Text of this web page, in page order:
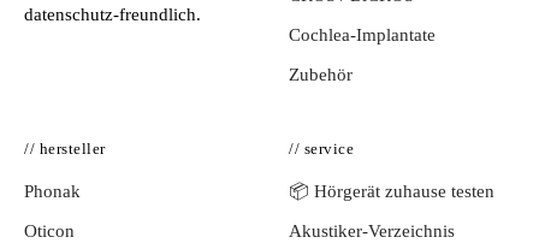
datenschutz-freundlich.
Cochlea-Implantate
Zubehör
// hersteller
Phonak
Oticon
// service
📦 Hörgerät zuhause testen
Akustiker-Verzeichnis